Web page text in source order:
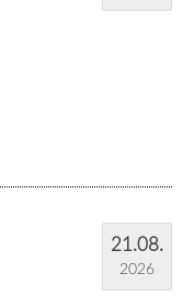
21.08.
2026